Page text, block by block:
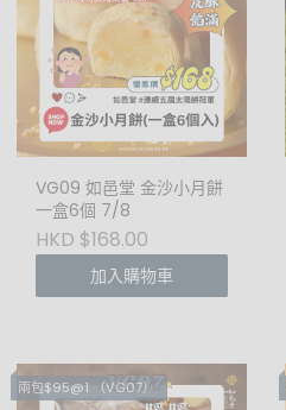
VG09 如邑堂 金沙小月餅
一盒6個 7/8
HKD $168.00
加入購物車
兩包$95@1 （VG07）